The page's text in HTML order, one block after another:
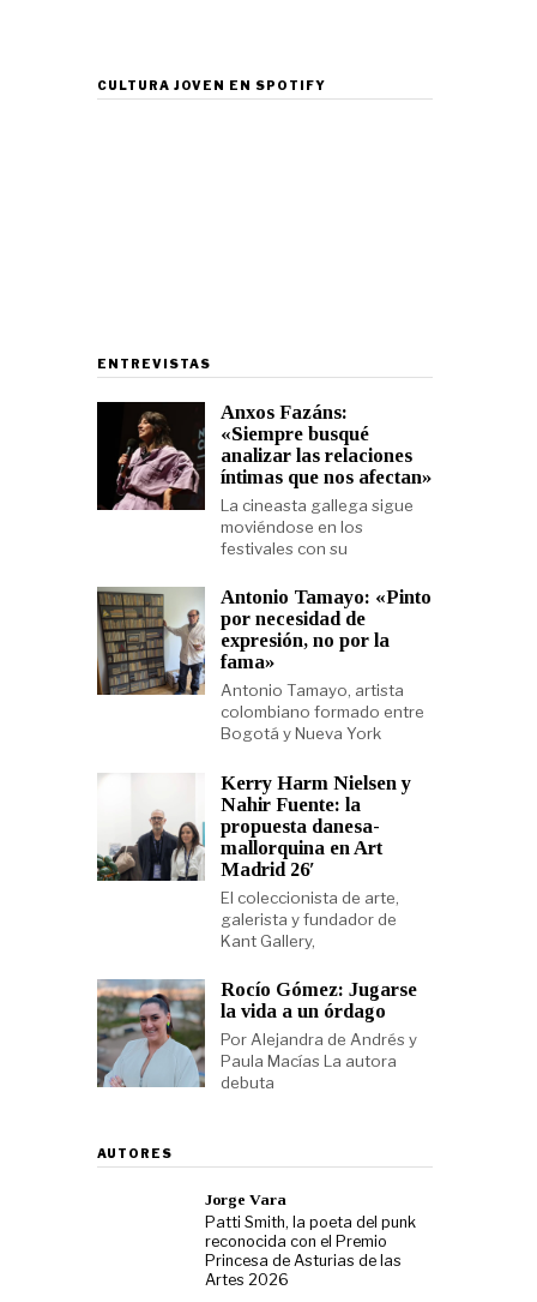
CULTURA JOVEN EN SPOTIFY
ENTREVISTAS
Anxos Fazáns:
«Siempre busqué
analizar las relaciones
íntimas que nos afectan»
La cineasta gallega sigue
moviéndose en los
festivales con su
Antonio Tamayo: «Pinto
por necesidad de
expresión, no por la
fama»
Antonio Tamayo, artista
colombiano formado entre
Bogotá y Nueva York
Kerry Harm Nielsen y
Nahir Fuente: la
propuesta danesa-
mallorquina en Art
Madrid 26′
El coleccionista de arte,
galerista y fundador de
Kant Gallery,
Rocío Gómez: Jugarse
la vida a un órdago
Por Alejandra de Andrés y
Paula Macías La autora
debuta
AUTORES
Jorge Vara
Patti Smith, la poeta del punk
reconocida con el Premio
Princesa de Asturias de las
Artes 2026